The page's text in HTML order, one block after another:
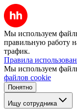
Мы используем
правильную работу
трафик.
Правила
Мы используем
файлов cookie
Понятно
Ищу сотрудника